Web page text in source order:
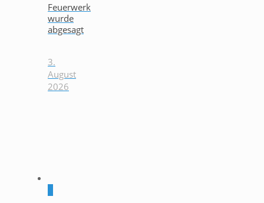
Feuerwerk
wurde
abgesagt
3.
August
2026